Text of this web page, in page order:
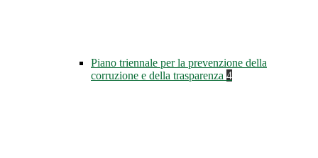
Piano triennale per la prevenzione della
corruzione e della trasparenza 4